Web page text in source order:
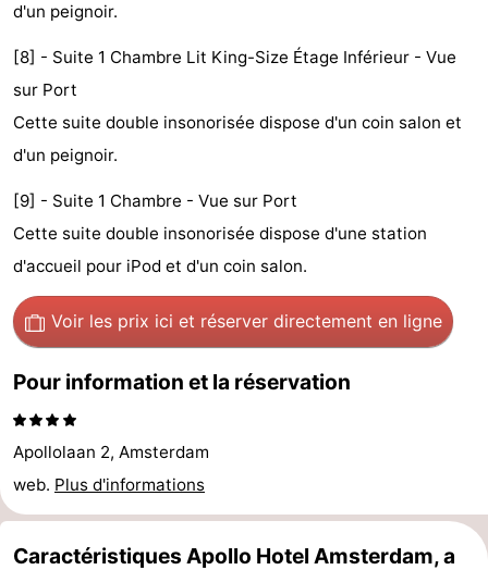
-
Faire
du
vélo
-
Randonnée
Divertissement
Vie
Nocturne
Aliments
et
Boissons
Shopping
-
Grands
Magasins
Faire
du
vélo
Événements
Spécial
Canaux
d'un peignoir.
[8] - Suite 1 Chambre Lit King-Size Étage Inférieur - Vue
sur Port
Cette suite double insonorisée dispose d'un coin salon et
d'un peignoir.
[9] - Suite 1 Chambre - Vue sur Port
Cette suite double insonorisée dispose d'une station
d'accueil pour iPod et d'un coin salon.
Voir les prix ici et réserver directement en ligne
Pour information et la réservation
Apollolaan 2, Amsterdam
web. Plus d'informations
Caractéristiques Apollo Hotel Amsterdam, a